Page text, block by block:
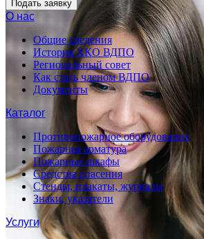
Подать заявку
О нас
Общие сведения
История ХКО ВДПО
Региональный совет
Как стать членом ВДПО
Документы
Каталог
Противопожарное оборудование
Пожарная арматура
Пожарные шкафы
Средства спасения
Стенды, плакаты, журналы
Знаки, указатели
Услуги